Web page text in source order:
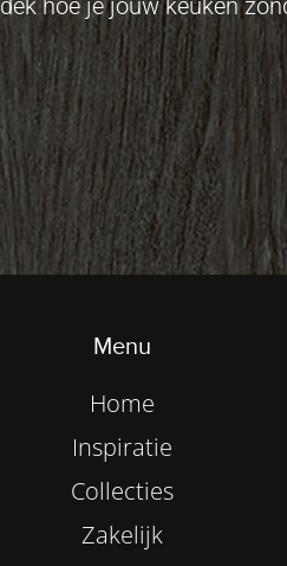
hoe je jouw keuken
Menu
Home
Inspiratie
Collecties
Zakelijk